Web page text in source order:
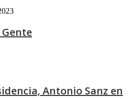
Antonio Sanz en